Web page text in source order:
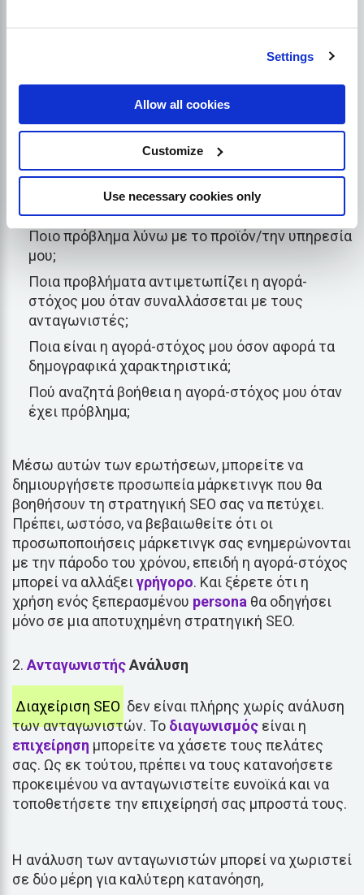
Settings
Allow all cookies
Customize
Use necessary cookies only
είναι ο κύριος στόχος των προϊόντων και των
υπηρεσιών σας. Κάντε λοιπόν έρευνα για να
ανάγκες τους. Τι χρειάζονται από τις υπηρεσίες ή
Ορισμένες από τις κατευθυντήριες ερωτήσεις
που θα πρέπει ναρωτήστεσχετικά με το κοινό-
στόχο σας περιλαμβάνουν,
Ποιο πρόβλημα λύνω με το προϊόν/την υπηρεσία
μου;
Ποια προβλήματα αντιμετωπίζει η αγορά-
στόχος μου όταν συναλλάσσεται με τους
ανταγωνιστές;
Ποια είναι η αγορά-στόχος μου όσον αφορά τα
δημογραφικά χαρακτηριστικά;
Πού αναζητά βοήθεια η αγορά-στόχος μου όταν
έχει πρόβλημα;
Μέσω αυτών των ερωτήσεων, μπορείτε να
δημιουργήσετε προσωπεία μάρκετινγκ που θα
βοηθήσουν τη στρατηγική SEO σας να πετύχει.
Πρέπει, ωστόσο, να βεβαιωθείτε ότι οι
προσωποποιήσεις μάρκετινγκ σας ενημερώνονται
με την πάροδο του χρόνου, επειδή η αγορά-στόχος
μπορεί να αλλάξειγρήγορο. Και ξέρετε ότι η
χρήση ενός ξεπερασμένου persona θα οδηγήσει
μόνο σε μια αποτυχημένη στρατηγική SEO.
ΑνταγωνιστήςΑνάλυση
Διαχείριση SEO δεν είναι πλήρης χωρίς ανάλυση
των ανταγωνιστών. Το διαγωνισμός είναι η
επιχείρηση μπορείτε να χάσετε τους πελάτες
σας. Ως εκ τούτου, πρέπει να τους κατανοήσετε
προκειμένου να ανταγωνιστείτε ευνοϊκά και να
τοποθετήσετε την επιχείρησή σας μπροστά τους.
Η ανάλυση των ανταγωνιστών μπορεί να χωριστεί
σε δύο μέρη για καλύτερη κατανόηση,